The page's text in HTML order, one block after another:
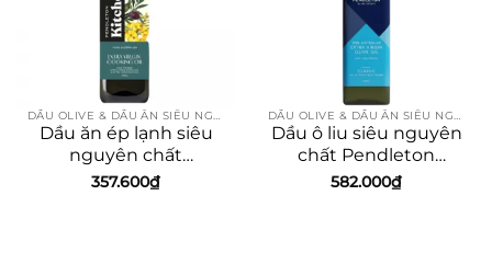
Dầu ăn ép lạnh siêu
nguyên chất
Pendleton Kitchen
357.600₫
Dầu ô liu siêu nguyên
chất Pendleton
Classic 750ml
582.000₫